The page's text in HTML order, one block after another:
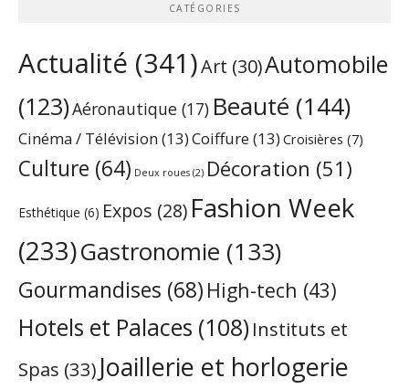
CATÉGORIES
Actualité (341)Art (30)Automobile
(123)Aéronautique (17) Beauté (144)
Cinéma / Télévision(13)Coiffure(13) Croisières (7)
Culture (64) Deux roues (2) Décoration (51)
Esthétique (6) Expos (28) Fashion Week
(233)Gastronomie (133)
Gourmandises (68) High-tech (43)
Hotels et Palaces (108) Instituts et
Spas (33) Joaillerie et horlogerie